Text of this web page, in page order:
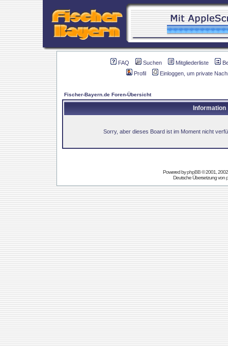
FAQ Suchen Mitgliederliste
Profil
Einloggen, um private
Fischer-Bayern.de Foren-Übersicht
Information
Sorry, aber dieses Board ist im Moment nicht
Powered byphpBB© 2001,
Deutsche Übersetzung von